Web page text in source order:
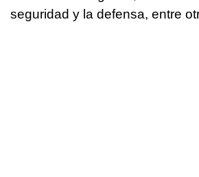
seguridad y la defensa, entre